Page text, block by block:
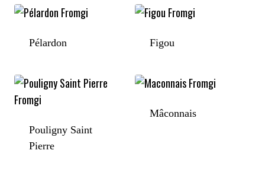
Pélardon Figou
Pouligny Saint
Pierre
Mâconnais